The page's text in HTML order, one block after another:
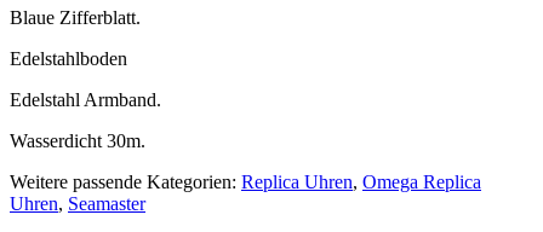
Blaue Zifferblatt.
Edelstahlboden
Edelstahl Armband.
Wasserdicht 30m.
Weitere passende Kategorien: Replica Uhren, Omega Replica
Uhren, Seamaster